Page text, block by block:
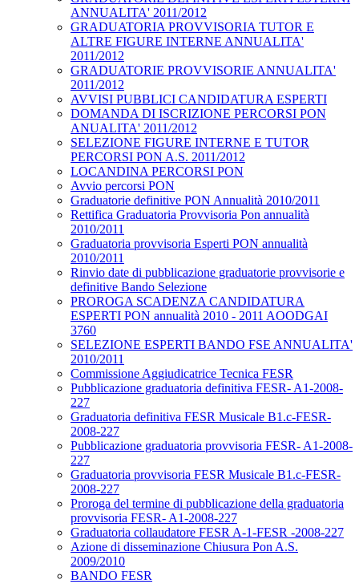
ANNUALITA' 2011/2012
GRADUATORIA PROVVISORIA TUTOR E
ALTRE FIGURE INTERNE ANNUALITA'
2011/2012
GRADUATORIE PROVVISORIE ANNUALITA'
2011/2012
AVVISI PUBBLICI CANDIDATURA ESPERTI
DOMANDA DI ISCRIZIONE PERCORSI PON
ANUALITA' 2011/2012
SELEZIONE FIGURE INTERNE E TUTOR
PERCORSI PON A.S. 2011/2012
LOCANDINA PERCORSI PON
Avvio percorsi PON
Graduatorie definitive PON Annualità 2010/2011
Rettifica Graduatoria Provvisoria Pon annualità
2010/2011
Graduatoria provvisoria Esperti PON annualità
2010/2011
Rinvio date di pubblicazione graduatorie provvisorie e
definitive Bando Selezione
PROROGA SCADENZA CANDIDATURA
ESPERTI PON annualità 2010 - 2011 AOODGAI
3760
SELEZIONE ESPERTI BANDO FSE ANNUALITA'
2010/2011
Commissione Aggiudicatrice Tecnica FESR
Pubblicazione graduatoria definitiva FESR- A1-2008-
227
Graduatoria definitiva FESR Musicale B1.c-FESR-
2008-227
Pubblicazione graduatoria provvisoria FESR- A1-2008-
227
Graduatoria provvisoria FESR Musicale B1.c-FESR-
2008-227
Proroga del termine di pubblicazione della graduatoria
provvisoria FESR- A1-2008-227
Graduatoria collaudatore FESR A-1-FESR -2008-227
Azione di disseminazione Chiusura Pon A.S.
2009/2010
BANDO FESR